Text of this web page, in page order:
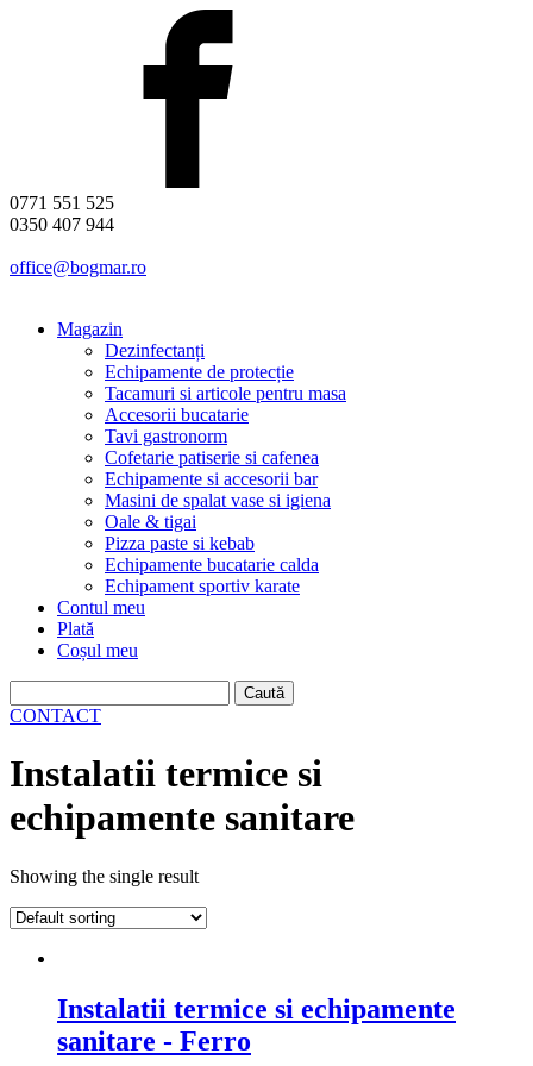
0771 551 525
0350 407 944
office@bogmar.ro
Magazin
Dezinfectanți
Echipamente de protecție
Tacamuri si articole pentru masa
Accesorii bucatarie
Tavi gastronorm
Cofetarie patiserie si cafenea
Echipamente si accesorii bar
Masini de spalat vase si igiena
Oale & tigai
Pizza paste si kebab
Echipamente bucatarie calda
Echipament sportiv karate
Contul meu
Plată
Coșul meu
după:
CONTACT
Instalatii termice si
echipamente sanitare
Showing the single result
Instalatii termice si echipamente
sanitare - Ferro